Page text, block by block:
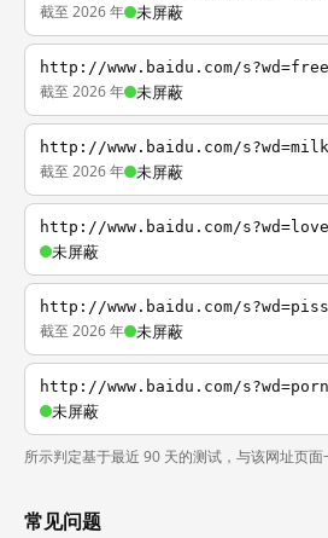
截至 2026 年 未屏蔽
http://www.baidu.com/s?wd=free
截至 2026 年 未屏蔽
http://www.baidu.com/s?wd=milk
截至 2026 年 未屏蔽
http://www.baidu.com/s?wd=love
未屏蔽
http://www.baidu.com/s?wd=piss
截至 2026 年 未屏蔽
http://www.baidu.com/s?wd=porn
未屏蔽
所示判定基于最近 90 天的测试，与该网址页面
常见问题